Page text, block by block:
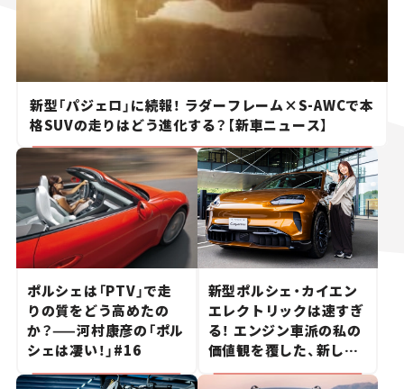
新型「パジェロ」に続報！ ラダーフレーム×S-AWCで本
格SUVの走りはどう進化する？【新車ニュース】
ポルシェは「PTV」で走
りの質をどう高めたの
か？——河村康彦の「ポル
シェは凄い！」#16
新型ポルシェ・カイエン
エレクトリックは速すぎ
る！ エンジン車派の私の
価値観を覆した、新しい
ポルシェの走り。